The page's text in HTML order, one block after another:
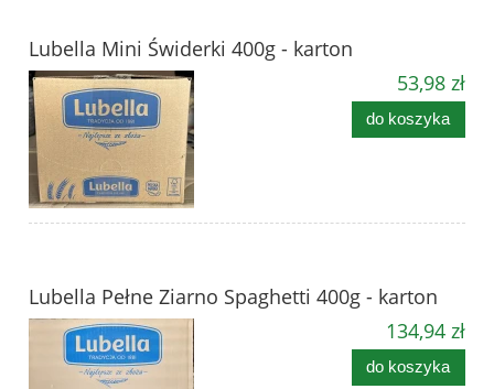
Lubella Mini Świderki 400g - karton
53,98 zł
do koszyka
Lubella Pełne Ziarno Spaghetti 400g - karton
134,94 zł
do koszyka